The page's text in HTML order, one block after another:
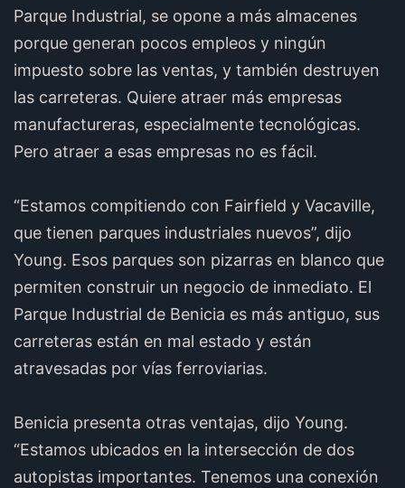
Parque Industrial, se opone a más almacenes
porque generan pocos empleos y ningún
impuesto sobre las ventas, y también destruyen
las carreteras. Quiere atraer más empresas
manufactureras, especialmente tecnológicas.
Pero atraer a esas empresas no es fácil.
“Estamos compitiendo con Fairfield y Vacaville,
que tienen parques industriales nuevos”, dijo
Young. Esos parques son pizarras en blanco que
permiten construir un negocio de inmediato. El
Parque Industrial de Benicia es más antiguo, sus
carreteras están en mal estado y están
atravesadas por vías ferroviarias.
Benicia presenta otras ventajas, dijo Young.
“Estamos ubicados en la intersección de dos
autopistas importantes. Tenemos una conexión